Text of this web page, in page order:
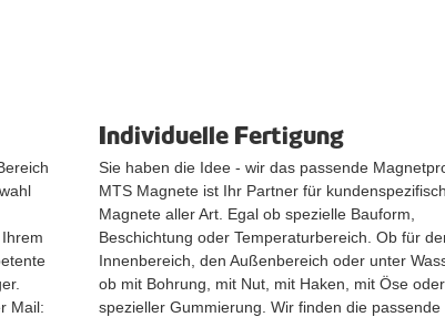
Mail:
Individuelle Fertigung
Sie haben die Idee - wir das passende
MTS Magnete ist Ihr Partner für
Magnete aller Art. Egal ob spezielle Bauform,
Beschichtung oder Temperaturbereich. Ob für
Innenbereich, den Außenbereich oder unter
ob mit Bohrung, mit Nut, mit Haken, mit Öse oder
spezieller Gummierung. Wir finden die passende